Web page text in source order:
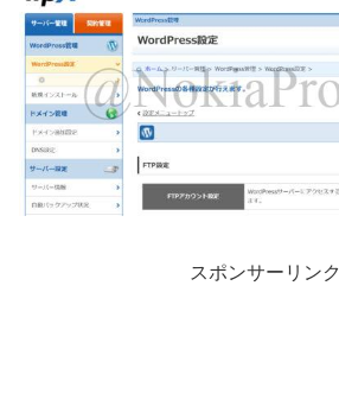
スポンサーリンク